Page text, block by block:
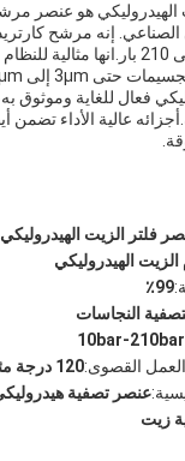
هو عنصر
الصناعي. إنه مرشح
العمل من 10 بار إلى 210 بار.انها
فعال للغاية وموثوق
عالية الأداء
فلتر الزيت الهيدروليكي
الهيدروليكي
99٪
النجاسات
10bar-210bar
القصوى:120 درجة مئوية
عنصر تصفية
زيت